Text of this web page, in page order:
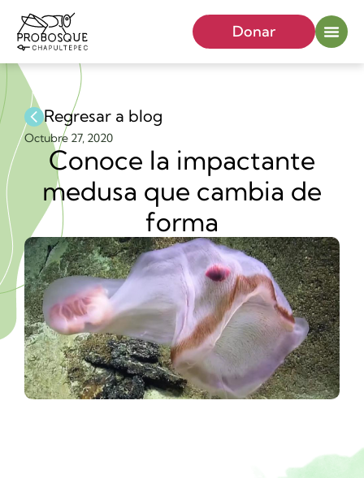
Donar
Regresar a blog
Octubre 27, 2020
Conoce la impactante
medusa que cambia de
forma